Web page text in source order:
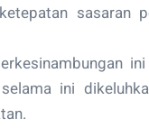
sasaran
ini